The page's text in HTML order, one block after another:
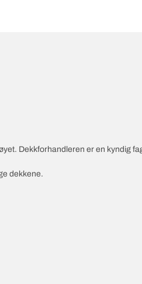
Dekkforhandleren er en kyndig
dekkene.